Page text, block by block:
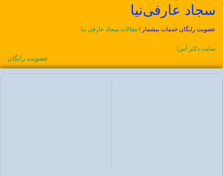
سجاد عارفی‌نیا
عضویت رایگان خدمات بیشمار ! مقالات سجاد عارفی نیا
سایت دکتر آس!
عضویت رایگان